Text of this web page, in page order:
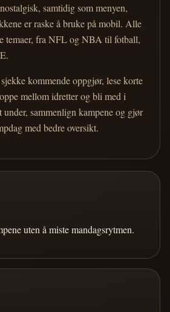
samtidig som menyen,
er raske å bruke på mobil. Alle
temaer, fra NFL og NBA til fotball,
kommende oppgjør, lese korte
mellom idretter og bli med i
under, sammenlign kampene og gjør
med bedre oversikt.
uten å miste mandagsrytmen.